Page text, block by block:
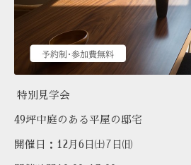
特別見学会
49坪中庭のある平屋の邸宅
開催日： 12 月 6 日㈯ 7 日㈰